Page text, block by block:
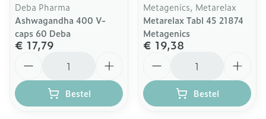
Deba Pharma
Ashwagandha 400 V-
caps 60 Deba
€ 17,79
Bestel
Metagenics, Metarelax
Metarelax Tabl 45 21874
Metagenics
€ 19,38
Bestel